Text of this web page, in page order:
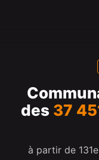
des 37
à partir de